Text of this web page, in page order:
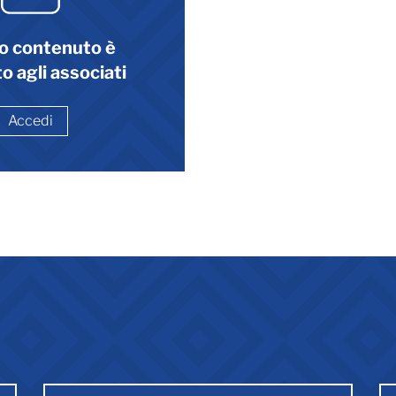
contenuto è
agli associati
Accedi